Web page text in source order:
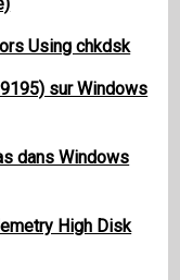
Using chkdsk
sur Windows
dans Windows
High Disk